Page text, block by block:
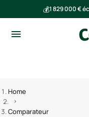
💰1 829 000 €
Home
Comparateur